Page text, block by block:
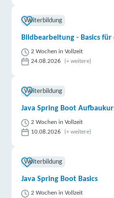
Weiterbildung
Bildbearbeitung - Basics
2 Wochen in Vollzeit
24.08.2026
(+ weitere)
Weiterbildung
Java Spring Boot
2 Wochen in Vollzeit
10.08.2026
(+ weitere)
Weiterbildung
Java Spring Boot Basics
2 Wochen in Vollzeit